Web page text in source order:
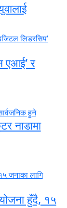
एआई’ र
नाडामा
हुँदै, १५